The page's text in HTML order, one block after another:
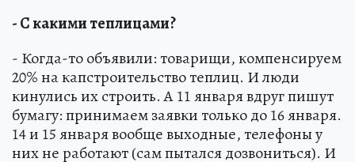
- С какими теплицами?
- Когда-то объявили: товарищи, компенсируем
20% на капстроительство теплиц. И люди
кинулись их строить. А 11 января вдруг пишут
бумагу: принимаем заявки только до 16 января.
14 и 15 января вообще выходные, телефоны у
них не работают (сам пытался дозвониться). И